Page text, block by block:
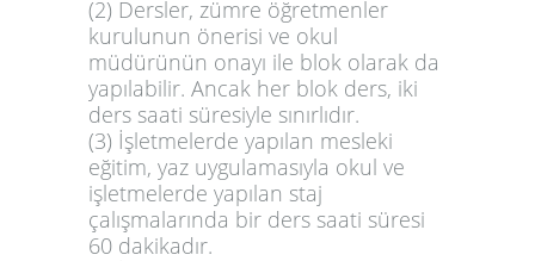
(2) Dersler, zümre öğretmenler
kurulunun önerisi ve okul
müdürünün onayı ile blok olarak da
yapılabilir. Ancak her blok ders, iki
ders saati süresiyle sınırlıdır.
(3) İşletmelerde yapılan mesleki
eğitim, yaz uygulamasıyla okul ve
işletmelerde yapılan staj
çalışmalarında bir ders saati süresi
60 dakikadır.